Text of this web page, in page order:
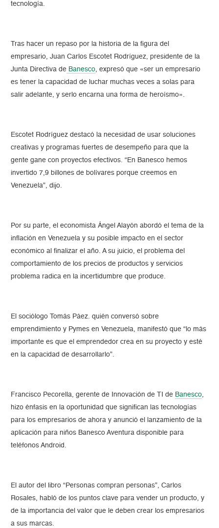
tecnología.
Tras hacer un repaso por la historia de la figura del
empresario, Juan Carlos Escotet Rodríguez, presidente de la
Junta Directiva de Banesco, expresó que «ser un empresario
es tener la capacidad de luchar muchas veces a solas para
salir adelante, y serlo encarna una forma de heroísmo».
Escotet Rodríguez destacó la necesidad de usar soluciones
creativas y programas fuertes de desempeño para que la
gente gane con proyectos efectivos. “En Banesco hemos
invertido 7,9 billones de bolívares porque creemos en
Venezuela”, dijo.
Por su parte, el economista Ángel Alayón abordó el tema de la
inflación en Venezuela y su posible impacto en el sector
económico al finalizar el año. A su juicio, el problema del
comportamiento de los precios de productos y servicios
problema radica en la incertidumbre que produce.
El sociólogo Tomás Páez. quién conversó sobre
emprendimiento y Pymes en Venezuela, manifestó que “lo más
importante es que el emprendedor crea en su proyecto y esté
en la capacidad de desarrollarlo”.
Francisco Pecorella, gerente de Innovación de TI de Banesco,
hizo énfasis en la oportunidad que significan las tecnologías
para los empresarios de ahora y anunció el lanzamiento de la
aplicación para niños Banesco Aventura disponible para
teléfonos Android.
El autor del libro “Personas compran personas”, Carlos
Rosales, habló de los puntos clave para vender un producto, y
de la importancia del valor que le deben crear los empresarios
a sus marcas.